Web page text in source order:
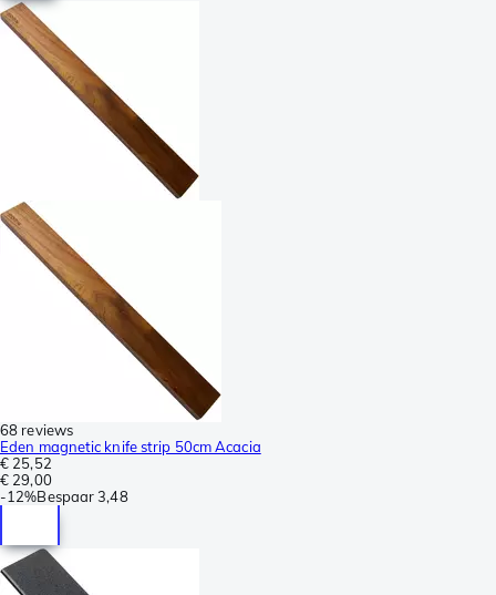
68 reviews
Eden magnetic knife strip 50cm Acacia
€ 25,52
€ 29,00
-12%Bespaar 3,48